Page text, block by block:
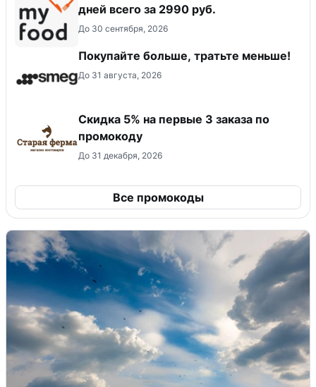
дней всего за 2990 руб.
До 30 сентября, 2026
Покупайте больше, тратьте меньше!
До 31 августа, 2026
Скидка 5% на первые 3 заказа по
промокоду
До 31 декабря, 2026
Все промокоды